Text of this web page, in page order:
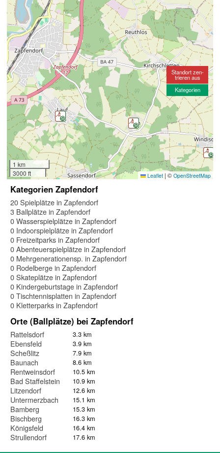
1 km
3000 ft
Leaflet | © OpenStreetMap
Standort zen-
trieren aus
Kategorien
Kategorien Zapfendorf
20 Spielplätze in Zapfendorf
3 Ballplätze in Zapfendorf
0 Wasserspielplätze in Zapfendorf
0 Indoorspielplätze in Zapfendorf
0 Freizeitparks in Zapfendorf
0 Abenteuerspielplätze in Zapfendorf
0 Mehrgenerationensp. in Zapfendorf
0 Rodelberge in Zapfendorf
0 Skateplätze in Zapfendorf
0 Kindergeburtstage in Zapfendorf
0 Tischtennisplatten in Zapfendorf
0 Kletterparks in Zapfendorf
Orte (Ballplätze) bei Zapfendorf
Rattelsdorf 3.3 km
Ebensfeld 3.9 km
Scheßlitz 7.9 km
Baunach 8.6 km
Rentweinsdorf 10.5 km
Bad Staffelstein 10.9 km
Litzendorf 12.6 km
Untermerzbach 15.1 km
Bamberg 15.3 km
Bischberg 16.3 km
Königsfeld 16.4 km
Strullendorf 17.6 km